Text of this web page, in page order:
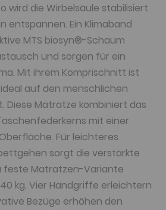
wird die Wirbelsäule stabilisiert
entspannen. Ein Klimaband
MTS biosyn®-Schaum
und sorgen für ein
Mit ihrem Komprischnitt ist
auf den menschlichen
Diese Matratze kombiniert das
mit einer
Für leichteres
sorgt die verstärkte
feste Matratzen-Variante
kg. Vier Handgriffe erleichtern
Bezüge erhöhen den